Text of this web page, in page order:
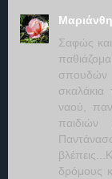
Μαριάνθη
Σαφώς
σπουδών
ναού,
δρόμους